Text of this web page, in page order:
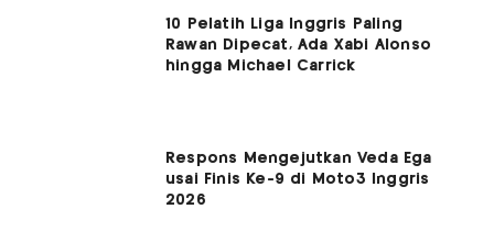
10 Pelatih Liga Inggris Paling
Rawan Dipecat, Ada Xabi Alonso
hingga Michael Carrick
Respons Mengejutkan Veda Ega
usai Finis Ke-9 di Moto3 Inggris
2026